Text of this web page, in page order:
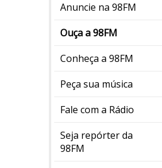
Anuncie na 98FM
Ouça a 98FM
Conheça a 98FM
Peça sua música
Fale com a Rádio
Seja repórter da
98FM